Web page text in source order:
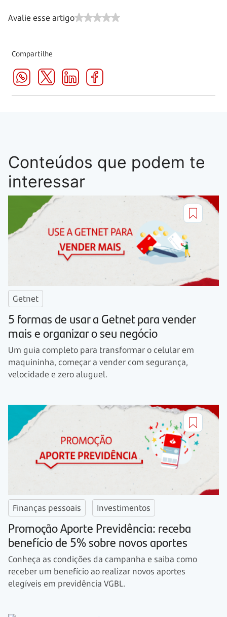
Avalie esse artigo
Compartilhe
Conteúdos que podem te
interessar
Getnet
5 formas de usar a Getnet para vender
mais e organizar o seu negócio
Um guia completo para transformar o celular em
maquininha, começar a vender com segurança,
velocidade e zero aluguel.
Finanças pessoais Investimentos
Promoção Aporte Previdência: receba
benefício de 5% sobre novos aportes
Conheça as condições da campanha e saiba como
receber um benefício ao realizar novos aportes
elegíveis em previdência VGBL.